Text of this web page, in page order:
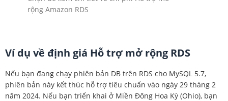
rộng Amazon RDS
Ví dụ về định giá Hỗ trợ mở rộng RDS
Nếu bạn đang chạy phiên bản DB trên RDS cho MySQL 5.7,
phiên bản này kết thúc hỗ trợ tiêu chuẩn vào ngày 29 tháng 2
năm 2024. Nếu bạn triển khai ở Miền Đông Hoa Kỳ (Ohio), bạn